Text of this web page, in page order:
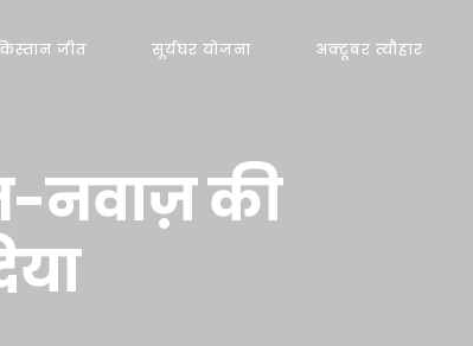
जीत सूर्यघर योजना अक्टूबर त्यौहार
नवाज़ की